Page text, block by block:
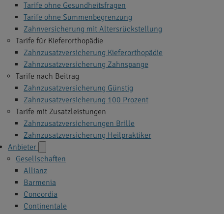
Tarife ohne Gesundheitsfragen
Tarife ohne Summenbegrenzung
Zahnversicherung mit Altersrückstellung
Tarife für Kieferorthopädie
Zahnzusatzversicherung Kieferorthopädie
Zahnzusatzversicherung Zahnspange
Tarife nach Beitrag
Zahnzusatzversicherung Günstig
Zahnzusatzversicherung 100 Prozent
Tarife mit Zusatzleistungen
Zahnzusatzversicherungen Brille
Zahnzusatzversicherung Heilpraktiker
Anbieter
Gesellschaften
Allianz
Barmenia
Concordia
Continentale